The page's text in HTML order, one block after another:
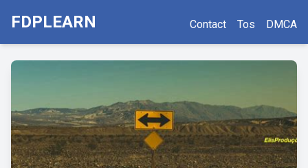
FDPLEARN Contact Tos DMCA